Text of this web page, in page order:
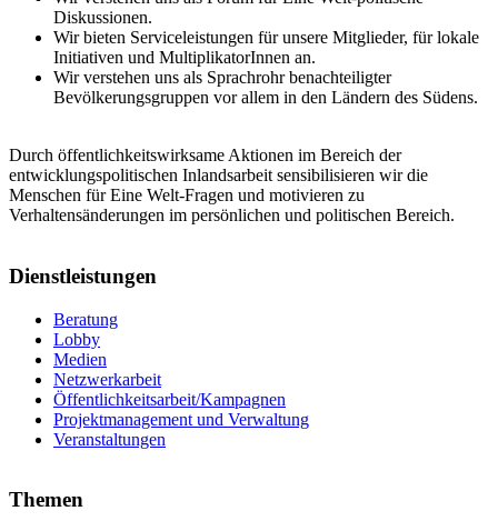
Diskussionen.
Wir bieten Serviceleistungen für unsere Mitglieder, für lokale
Initiativen und MultiplikatorInnen an.
Wir verstehen uns als Sprachrohr benachteiligter
Bevölkerungsgruppen vor allem in den Ländern des Südens.
Durch öffentlichkeitswirksame Aktionen im Bereich der
entwicklungspolitischen Inlandsarbeit sensibilisieren wir die
Menschen für Eine Welt-Fragen und motivieren zu
Verhaltensänderungen im persönlichen und politischen Bereich.
Dienstleistungen
Beratung
Lobby
Medien
Netzwerkarbeit
Öffentlichkeitsarbeit/Kampagnen
Projektmanagement und Verwaltung
Veranstaltungen
Themen